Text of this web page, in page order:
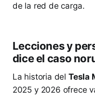
de la red de carga.
Lecciones y
dice el caso
La historia del Tesla
2025 y 2026 ofrece